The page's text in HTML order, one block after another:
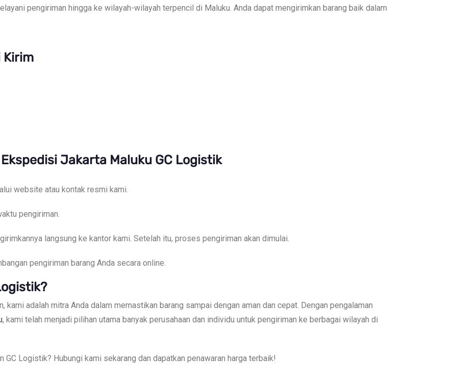
pengiriman hingga ke wilayah-wilayah terpencil di Maluku. Anda dapat mengirimkan barang baik dalam
Kirim
Jakarta Maluku GC Logistik
website atau kontak resmi kami.
pengiriman.
langsung ke kantor kami. Setelah itu, proses pengiriman akan dimulai.
pengiriman barang Anda secara online.
kami adalah mitra Anda dalam memastikan barang sampai dengan aman dan cepat. Dengan pengalaman
, kami telah menjadi pilihan utama banyak perusahaan dan individu untuk pengiriman ke berbagai wilayah di
GC Logistik? Hubungi kami sekarang dan dapatkan penawaran harga terbaik!